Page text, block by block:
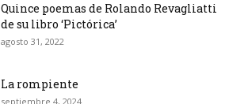
Quince poemas de Rolando Revagliatti
de su libro ‘Pictórica’
agosto 31, 2022
La rompiente
septiembre 4, 2024